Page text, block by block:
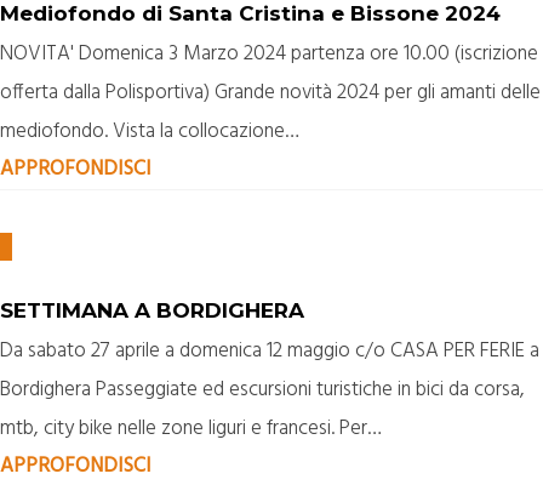
Mediofondo di Santa Cristina e Bissone 2024
NOVITA' Domenica 3 Marzo 2024 partenza ore 10.00 (iscrizione
offerta dalla Polisportiva) Grande novità 2024 per gli amanti delle
mediofondo. Vista la collocazione…
APPROFONDISCI
SETTIMANA A BORDIGHERA
Da sabato 27 aprile a domenica 12 maggio c/o CASA PER FERIE a
Bordighera Passeggiate ed escursioni turistiche in bici da corsa,
mtb, city bike nelle zone liguri e francesi. Per…
APPROFONDISCI